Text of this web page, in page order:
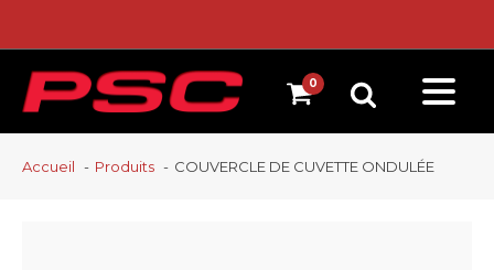
Accueil Produits COUVERCLE DE CUVETTE ONDULÉE